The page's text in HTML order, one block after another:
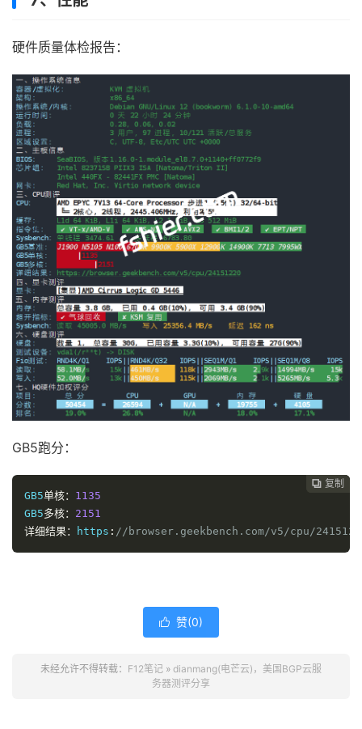
硬件质量体检报告：
GB5跑分：
 复制
 复制
 复制
GB5单核： 1135
GB5多核： 2151
详细结果：
https : //browser.geekbench.com/v5/cpu/
 赞(0)
未经允许不得转载： F12笔记 » dianmang(电芒云)，美国BGP云服
务器测评分享